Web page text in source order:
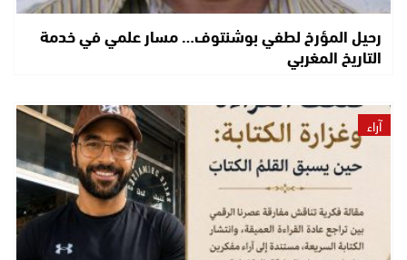
رحيل المؤرخ لطفي بوشنتوف… مسار علمي في خدمة
التاريخ المغربي
آراء